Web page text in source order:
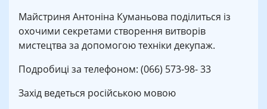
Майстриня Антоніна Куманьова поділиться із
охочими секретами створення витворів
мистецтва за допомогою техніки декупаж.
Подробиці за телефоном: (066) 573-98- 33
Захід ведеться російською мовою